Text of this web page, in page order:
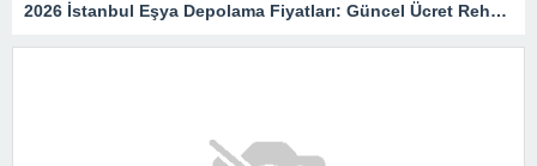
2026 İstanbul Eşya Depolama Fiyatları: Güncel Ücret Rehberi